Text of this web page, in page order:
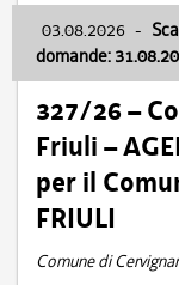
03.08.2026 -
domande:
327/26 –
Friuli –
per il
FRIULI
Comune di